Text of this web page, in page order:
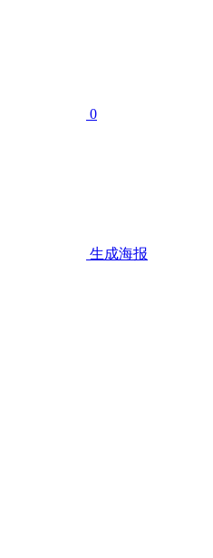
0
生成海报